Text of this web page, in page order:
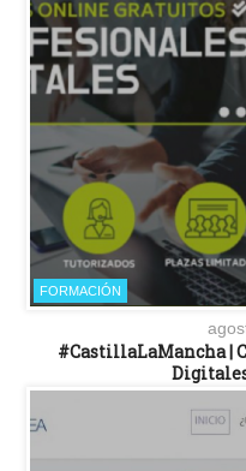
FORMACIÓN
#CastillaLaMancha |